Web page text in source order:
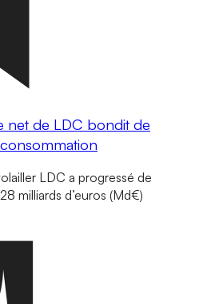
net de LDC bondit de
LDC a progressé de
milliards d’euros (Md€)